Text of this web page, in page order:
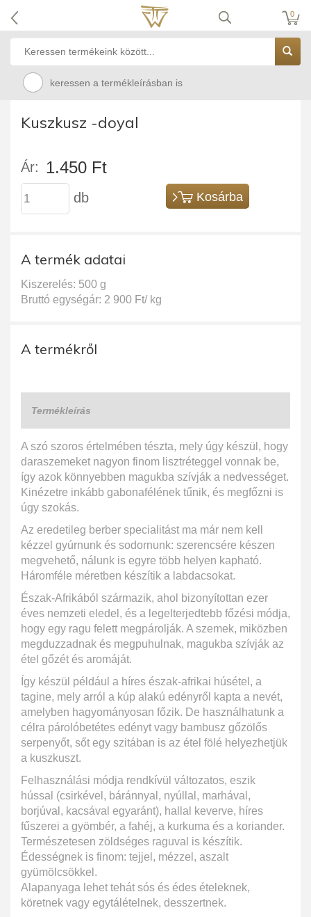
0
keressen a termékleírásban is
Kuszkusz -doyal
Ár: 1.450 Ft
db Kosárba
A termék adatai
Kiszerelés: 500 g
Bruttó egységár: 2 900 Ft/ kg
A termékről
Termékleírás
A szó szoros értelmében tészta, mely úgy készül, hogy
daraszemeket nagyon finom lisztréteggel vonnak be,
így azok könnyebben magukba szívják a nedvességet.
Kinézetre inkább gabonafélének tűnik, és megfőzni is
úgy szokás.
Az eredetileg berber specialitást ma már nem kell
kézzel gyúrnunk és sodornunk: szerencsére készen
megvehető, nálunk is egyre több helyen kapható.
Háromféle méretben készítik a labdacsokat.
Észak-Afrikából származik, ahol bizonyítottan ezer
éves nemzeti eledel, és a legelterjedtebb főzési módja,
hogy egy ragu felett megpárolják. A szemek, miközben
megduzzadnak és megpuhulnak, magukba szívják az
étel gőzét és aromáját.
Így készül például a híres észak-afrikai húsétel, a
tagine, mely arról a kúp alakú edényről kapta a nevét,
amelyben hagyományosan főzik. De használhatunk a
célra párolóbetétes edényt vagy bambusz gőzölős
serpenyőt, sőt egy szitában is az étel fölé helyezhetjük
a kuszkuszt.
Felhasználási módja rendkívül változatos, eszik
hússal (csirkével, báránnyal, nyúllal, marhával,
borjúval, kacsával egyaránt), hallal keverve, híres
fűszerei a gyömbér, a fahéj, a kurkuma és a koriander.
Természetesen zöldséges raguval is készítik.
Édességnek is finom: tejjel, mézzel, aszalt
gyümölcsökkel.
Alapanyaga lehet tehát sós és édes ételeknek,
köretnek vagy egytálételnek, desszertnek.